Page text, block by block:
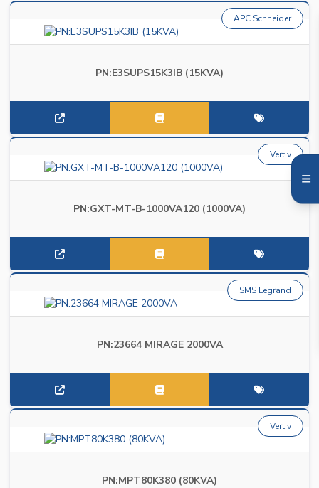
PN:E3SUPS15K3IB (15KVA)
APC Schneider
PN:GXT-MT-B-1000VA120 (1000VA)
Vertiv
PN:23664 MIRAGE 2000VA
SMS Legrand
PN:MPT80K380 (80KVA)
Vertiv